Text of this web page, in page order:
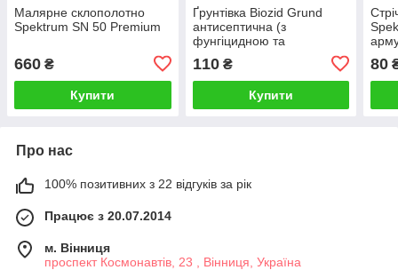
Малярне склополотно
Spektrum SN 50 Premium
660 ₴
Купити
Ґрунтівка Biozid Grund
антисептична (з
фунгіцидною та
альгіцидною дією проти
появи плісняви,
водоростей та грибків). Elf
110₴
Купити
80
Про нас
100% позитивних з 22 відгуків за рік
Працює з 20.07.2014
м. Вінниця
проспект Космонавтів, 23 , Вінниця, Україна